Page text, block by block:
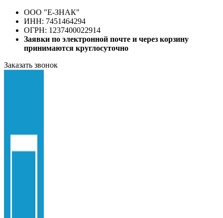
ООО "E-ЗНАК"
ИНН: 7451464294
ОГРН: 1237400022914
Заявки по электронной почте и через корзину
принимаются круглосуточно
Заказать звонок